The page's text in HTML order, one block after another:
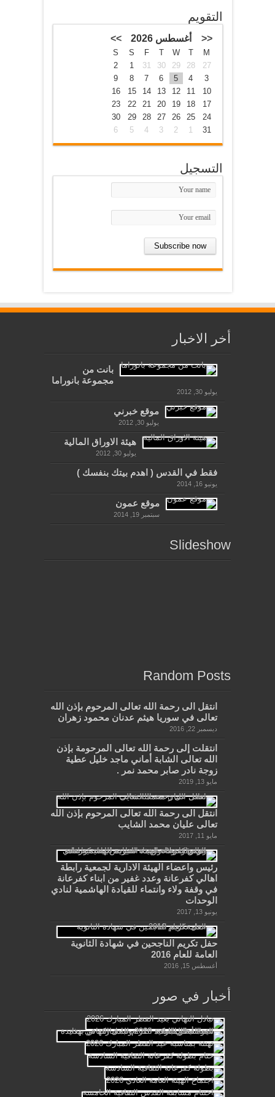
التقويم
<< أغسطس 2026 >>
M
T
W
T
F
S
S
27
28
29
30
31
1
2
3
4
5
6
7
8
9
10
11
12
13
14
15
16
17
18
19
20
21
22
23
24
25
26
27
28
29
30
31
1
2
3
4
5
6
التسجيل
أخر الاخبار
بانت من
مجموعة بانوراما
يوليو 30, 2012
موقع خبرني
يوليو 30, 2012
هيئة الاوراق المالية
يوليو 30, 2012
فقط في القدس ( اهدم بيتك بنفسك )
يونيو 16, 2014
موقع عمون
سبتمبر 19, 2014
Slideshow
Random Posts
انتقل الى رحمة الله تعالى المرحوم بإذن الله
تعالى في سوريا هيثم عدنان محمود زهران
ديسمبر 22, 2016
انتقلت إلى رحمة الله تعالى المرحومة بإذن
الله تعالى الشابة أماني ماجد خليل عطية
زوجة نادر صابر محمد نمر .
مايو 13, 2019
انتقل الى رحمة الله تعالى المرحوم بإذن الله
تعالى عليان محمد الشايب
مايو 11, 2017
رئيس واعضاء الهيئة الادارية لجمعية رابطة
اهالي كفرعانة وعدد غفير من ابناء كفرعانة
في وقفة ولاء وانتماء للقيادة الهاشمية لنادي
الوحدات
يونيو 13, 2017
حفل تكريم الناجحين في شهادة الثانوية
العامة للعام 2016
أغسطس 15, 2016
أخبار في صور